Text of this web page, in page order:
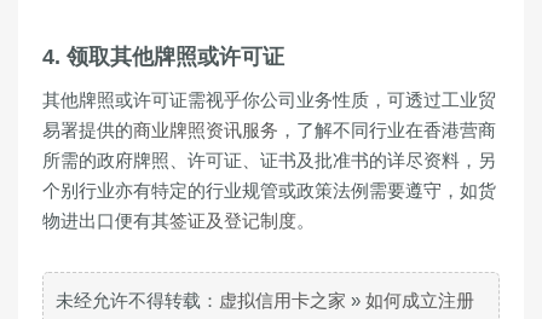
4. 领取其他牌照或许可证
其他牌照或许可证需视乎你公司业务性质，可透过工业贸
易署提供的商业牌照资讯服务 ，了解不同行业在香港营商
所需的政府牌照、许可证、证书及批准书的详尽资料，另
个别行业亦有特定的行业规管或政策法例需要遵守，如货
物进出口便有其签证及登记制度。
未经允许不得转载： 虚拟信用卡之家 » 如何成立注册